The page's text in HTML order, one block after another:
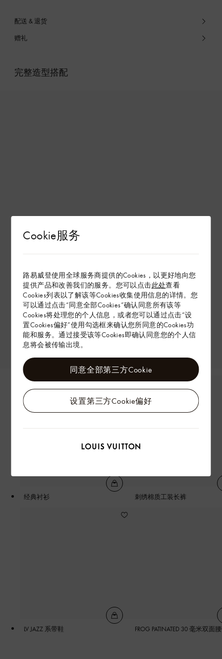
Cookie服务
路易威登使用全球服务商提供的Cookies，以更好地向您
提供产品和改善我们的服务。您可以点击此处查看
Cookies列表以了解该等Cookies收集使用信息的详情。您
可以通过点击“同意全部Cookies”确认同意所有该等
Cookies将处理您的个人信息，或者您可以通过点击“设
置Cookies偏好”使用勾选框来确认您所同意的Cookies功
能和服务。通过接受该等Cookies即确认同意您的个人信
息将会被传输出境。
设置第三方Cookie偏好
同意全部第三方Cookie
配送 & 退货
赠礼
完整造型搭配
经典衬衫 刺绣棉质工装长裤
LV JAZZ 系带鞋 FROG PATINATED 30 毫米双面